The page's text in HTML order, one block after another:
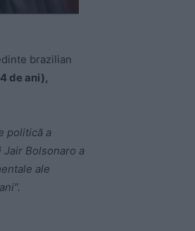
brazilian
de ani),
politică a
Bolsonaro a
ale